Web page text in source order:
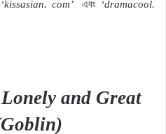
‘kissasian. com’ এবং
‘dramacool.
and Great
Goblin)